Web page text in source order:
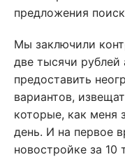
предложения
Мы заключили
две тысячи рублей
предоставить
вариантов,
которые, как меня
день. И на первое
новостройке за 10